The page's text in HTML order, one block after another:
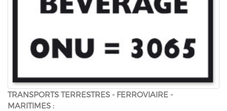
TRANSPORTS TERRESTRES - FERROVIAIRE -
MARITIMES :